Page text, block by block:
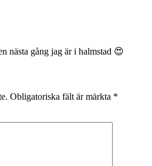
nästa gång jag är i halmstad 😍
Obligatoriska fält är märkta *